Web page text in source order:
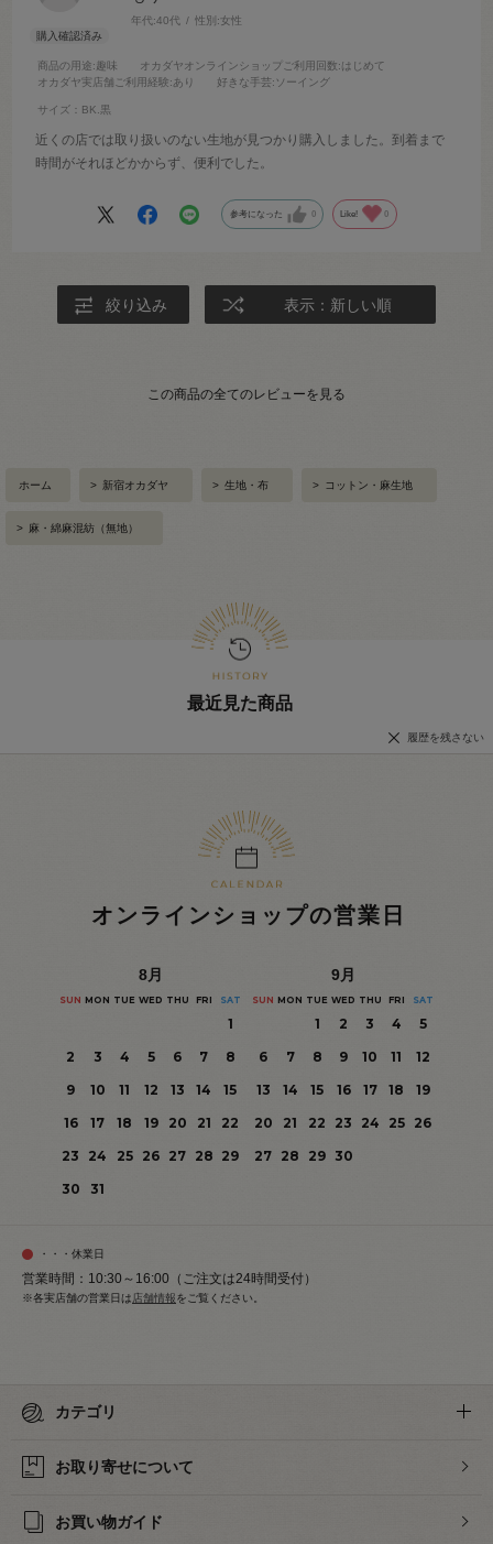
年代:40代 性別:女性
商品の用途:趣味 オカダヤオンラインショップご利用回数:はじめて
オカダヤ実店舗ご利用経験:あり 好きな手芸:ソーイング
サイズ：BK.黒
近くの店では取り扱いのない生地が見つかり購入しました。到着まで
時間がそれほどかからず、便利でした。
参考になった 0 Like! 0
絞り込み 表示：新しい順
この商品の全てのレビューを見る
ホーム > 新宿オカダヤ > 生地・布 > コットン・麻生地
> 麻・綿麻混紡（無地）
最近見た商品
履歴を残さない
オンラインショップの営業日
8月
SUN MON TUE WED THU FRI SAT
1
2
3 4 5 6 7
8
9
10 11 12 13 14
15
16
17 18 19 20 21
22
23
24 25 26 27 28 29
30
31
9月
SUN MON TUE WED THU FRI SAT
1 2 3 4
5
6
7 8 9 10 11
12
13
14 15 16 17 18
19
20
21 22 23 24 25
26
27 28 29 30
・・・休業日
営業時間：10:30～16:00（ご注文は24時間受付）
※各実店舗の営業日は 店舗情報をご覧ください。
カテゴリ
お取り寄せについて
お買い物ガイド